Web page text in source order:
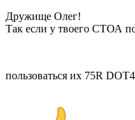
Дружище Олег!
Так если у твоего СТОА
пользоваться их 75R